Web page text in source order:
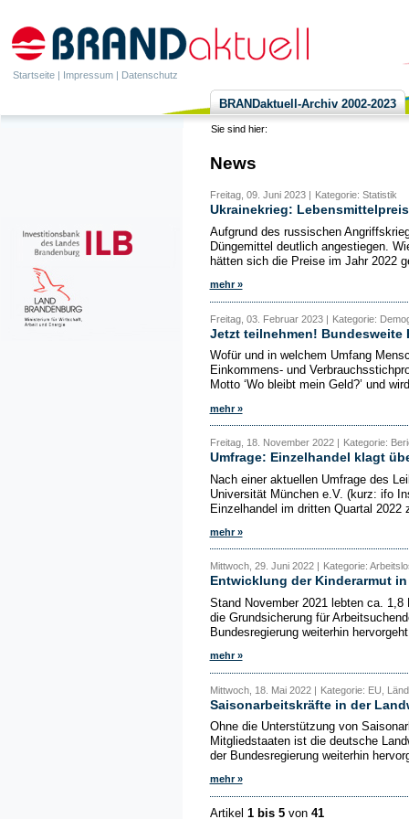
Startseite | Impressum | Datenschutz
BRANDaktuell-Archiv 2002-2023
Sie sind hier:
News
Freitag, 09. Juni 2023 | Kategorie: Statistik
Ukrainekrieg:
Aufgrund des russischen
Düngemittel deutlich angestiegen.
hätten sich die Preise im Jahr 2022
mehr »
Freitag, 03. Februar 2023 | Kategorie:
Jetzt teilnehmen! Bundesweite
Wofür und in welchem Umfang
Einkommens- und
Motto ‘Wo bleibt mein Geld?’ und
mehr »
Freitag, 18. November 2022 | Kategorie:
Umfrage: Einzelhandel klagt
Nach einer aktuellen Umfrage des
Universität München e.V. (kurz: ifo
Einzelhandel im dritten Quartal 2022
mehr »
Mittwoch, 29. Juni 2022 | Kategorie:
Entwicklung der Kinderarmut
Stand November 2021 lebten ca.
die Grundsicherung für
Bundesregierung weiterhin
mehr »
Mittwoch, 18. Mai 2022 | Kategorie: EU,
Saisonarbeitskräfte in der
Ohne die Unterstützung von
Mitgliedstaaten ist die deutsche
der Bundesregierung weiterhin
mehr »
Artikel 1 bis 5von 41